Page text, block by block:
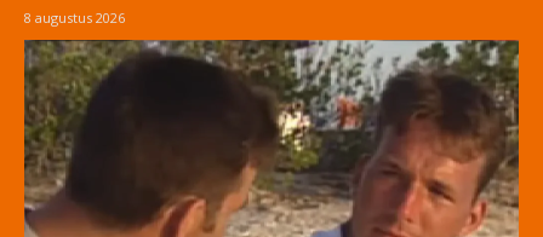
8 augustus 2026